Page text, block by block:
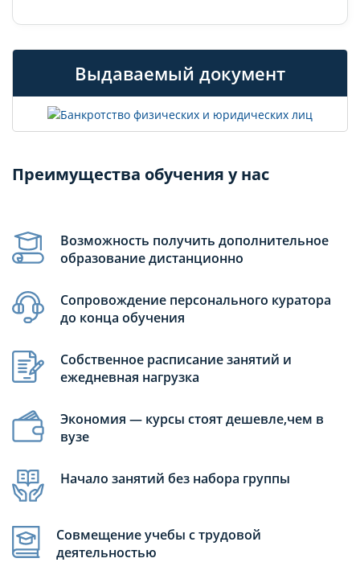
Выдаваемый документ
Преимущества обучения у нас
Возможность получить дополнительное
образование дистанционно
Сопровождение персонального куратора
до конца обучения
Собственное расписание занятий и
ежедневная нагрузка
Экономия — курсы стоят дешевле,чем в
вузе
Начало занятий без набора группы
Совмещение учебы с трудовой
деятельностью